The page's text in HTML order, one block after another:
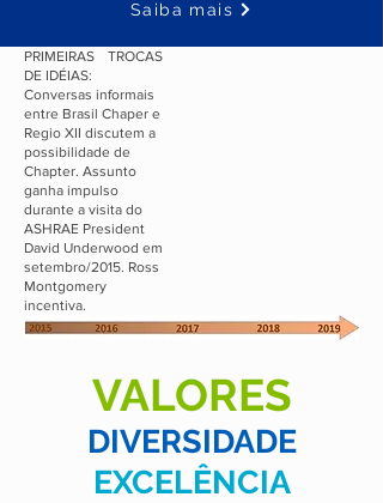
Saiba mais
PRIMEIRAS TROCAS
DE IDÉIAS:
Conversas informais
entre Brasil Chaper e
Regio XII discutem a
possibilidade de
Chapter. Assunto
ganha impulso
durante a visita do
ASHRAE President
David Underwood em
setembro/2015. Ross
Montgomery
incentiva.
VALORES
DIVERSIDADE
EXCELÊNCIA